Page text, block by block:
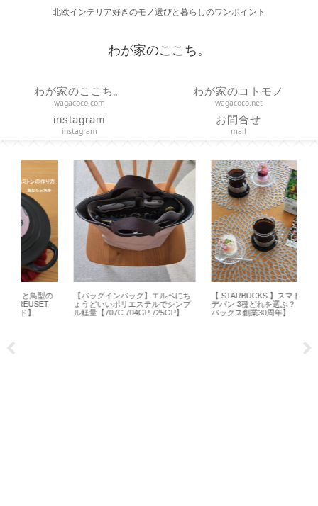
北欧インテリア好きのモノ選びと暮らしのワンポイント
わが家のここち。
わが家のここち。
wagacoco.com
わが家のコトモノ
wagacoco.net
instagram
instagram
お問合せ
mail
【バッグインバッグ】エルベにち
ょうどいいポリエステルでシンプ
ル軽量【707C 704GP 725GP】
【 STARBUCKS 】スマトラ マサ
デパン 3種どれを選ぶ？【スター
バックス創業30周年】